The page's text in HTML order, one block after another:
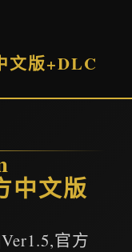
文版+DLC
中文版
官方